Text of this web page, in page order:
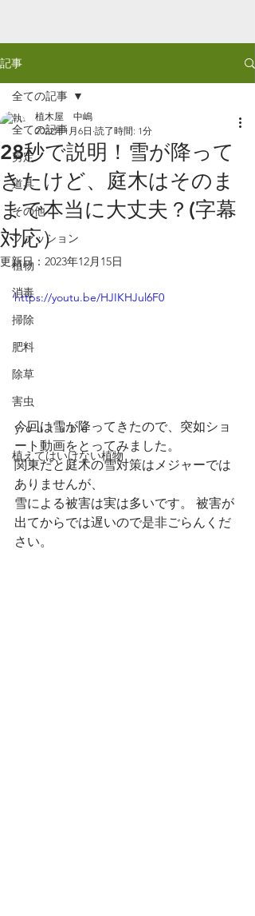
記事
全ての記事
剪定
道具
その他
ファッション
植物
消毒
掃除
肥料
除草
害虫
ｙｏｕｔｕｂｅ
植えてはいけない植物
全ての記事
28秒で説明！雪が降って
きたけど、庭木はそのま
まで本当に大丈夫？(字幕
対応）
植木屋 中嶋
2022年1月6日 読了時間: 1分
更新日： 2023年12月15日
https://youtu.be/HJIKHJul6F0
今回は雪が降ってきたので、突如ショ
ート動画をとってみました。
関東だと庭木の雪対策はメジャーでは
ありませんが、
雪による被害は実は多いです。 被害が
出てからでは遅いので是非ごらんくだ
さい。